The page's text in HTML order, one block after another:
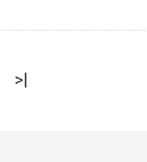
>|